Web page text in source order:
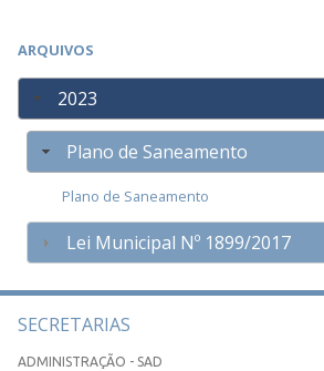
ARQUIVOS
2023
Plano de Saneamento
Plano de Saneamento
Lei Municipal Nº 1899/2017
SECRETARIAS
ADMINISTRAÇÃO - SAD